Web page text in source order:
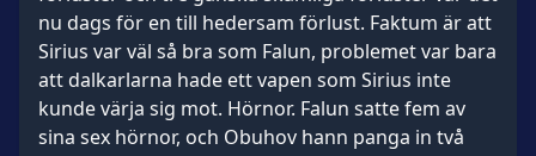
nu dags för en till hedersam förlust. Faktum är att
Sirius var väl så bra som Falun, problemet var bara
att dalkarlarna hade ett vapen som Sirius inte
kunde värja sig mot. Hörnor. Falun satte fem av
sina sex hörnor, och Obuhov hann panga in två